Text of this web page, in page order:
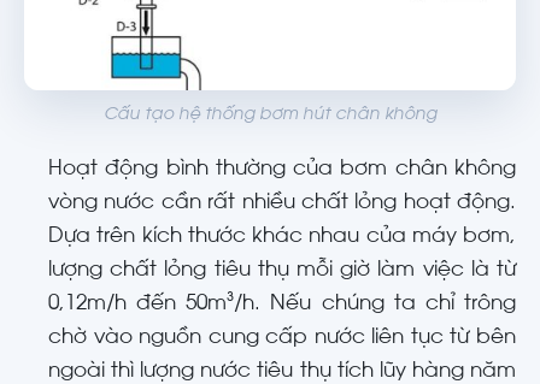
Cấu tạo hệ thống bơm hút chân không
Hoạt động bình thường của bơm chân không
vòng nước cần rất nhiều chất lỏng hoạt động.
Dựa trên kích thước khác nhau của máy bơm,
lượng chất lỏng tiêu thụ mỗi giờ làm việc là từ
0,12m/h đến 50m³/h. Nếu chúng ta chỉ trông
chờ vào nguồn cung cấp nước liên tục từ bên
ngoài thì lượng nước tiêu thụ tích lũy hàng năm